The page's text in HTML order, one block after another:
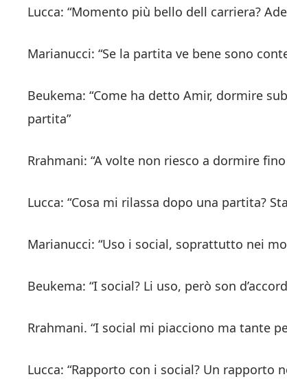
Lucca: “Momento più bello dell carriera?
Marianucci: “Se la partita ve bene sono
Beukema: “Come ha detto Amir, dormire
partita”
Rrahmani: “A volte non riesco a dormire
Lucca: “Cosa mi rilassa dopo una partita?
Marianucci: “Uso i social, soprattutto nei
Beukema: “I social? Li uso, però son
Rrahmani. “I social mi piacciono ma tante
Lucca: “Rapporto con i social? Un rapporto